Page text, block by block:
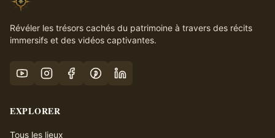
Révéler les trésors cachés du patrimoine à travers des récits
immersifs et des vidéos captivantes.
EXPLORER
Tous les lieux